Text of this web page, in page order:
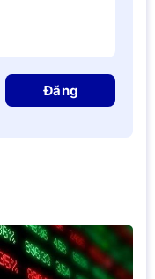
Đăng